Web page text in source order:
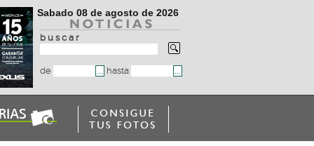
Sabado 08 de agosto de 2026
b u s c a r
de hasta